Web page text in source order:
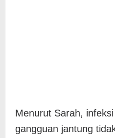
Menurut Sarah,
gangguan jantung